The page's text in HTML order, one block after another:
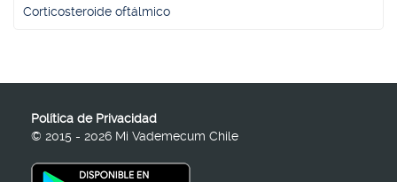
Corticosteroide oftálmico
Política de Privacidad
© 2015 - 2026 Mi Vademecum Chile